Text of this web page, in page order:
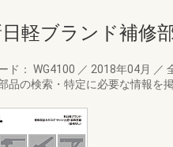
軽ブランド補修
ド： WG4100 ／ 2018年04月 ／
品の検索・特定に必要な情報を